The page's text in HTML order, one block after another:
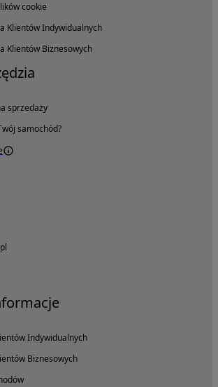
cookie
Klientów Indywidualnych
Klientów Biznesowych
sprzedaży
samochód?
Indywidualnych
Biznesowych